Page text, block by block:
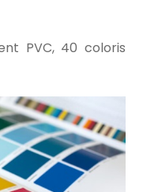
PVC, 40 coloris